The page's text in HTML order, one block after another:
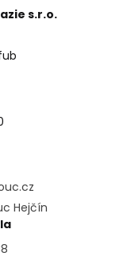
s.r.o.
Hejčín